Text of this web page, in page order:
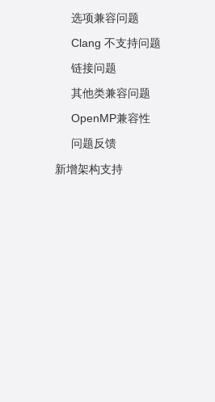
注意事项
选项兼容问题
Clang 不支持问题
链接问题
其他类兼容问题
OpenMP兼容性
问题反馈
新增架构支持